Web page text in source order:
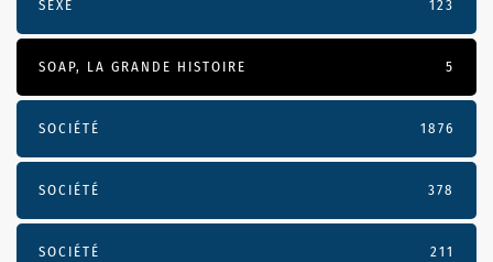
SEXE 123
SOAP, LA GRANDE HISTOIRE 5
SOCIÉTÉ 1876
SOCIÉTÉ 378
SOCIÉTÉ 211